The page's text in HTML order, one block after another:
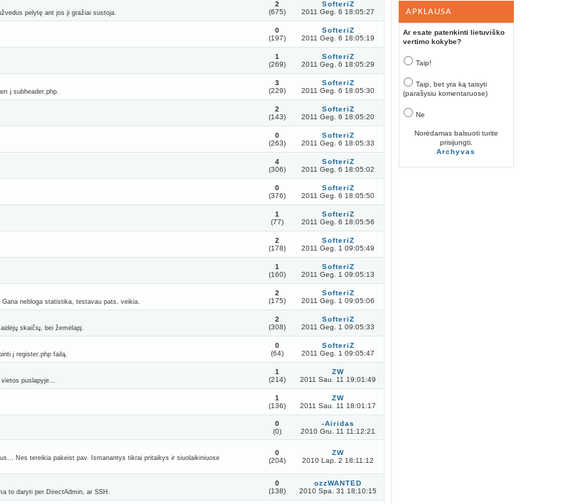
APKLAUSA
Ar esate patenkinti lietuviško
vertimo kokybe?
Taip!
Taip, bet yra ką taisyti
(parašysiu komentaruose)
Ne
Norėdamas balsuoti turite
prisijungti.
Archyvas
pelytę ant jos ji gražiai sustoja.
2
(675)
SofteriZ
2011 Geg. 6 18:05:27
0
(197)
SofteriZ
2011 Geg. 6 18:05:19
1
(269)
SofteriZ
2011 Geg. 6 18:05:29
į subheader.php.
3
(229)
SofteriZ
2011 Geg. 6 18:05:30
2
(143)
SofteriZ
2011 Geg. 6 18:05:20
0
(263)
SofteriZ
2011 Geg. 6 18:05:33
4
(306)
SofteriZ
2011 Geg. 6 18:05:02
0
(376)
SofteriZ
2011 Geg. 6 18:05:50
1
(77)
SofteriZ
2011 Geg. 6 18:05:56
2
(178)
SofteriZ
2011 Geg. 1 09:05:49
1
(160)
SofteriZ
2011 Geg. 1 09:05:13
nebloga statistika, testavau pats, veikia.
2
(175)
SofteriZ
2011 Geg. 1 09:05:06
skaičių, bei žemėlapį.
2
(308)
SofteriZ
2011 Geg. 1 09:05:33
į register.php failą.
0
(64)
SofteriZ
2011 Geg. 1 09:05:47
puslapyje...
1
(214)
ZW
2011 Sau. 11 19:01:49
1
(136)
ZW
2011 Sau. 11 18:01:17
0
(0)
-Airidas
2010 Gru. 11 11:12:21
Nes tereikia pakeist pav. Ismanantys tikrai pritaikys ir siuolaikiniuose
0
(204)
ZW
2010 Lap. 2 18:11:12
to daryti per DirectAdmin, ar SSH.
0
(138)
ozzWANTED
2010 Spa. 31 18:10:15